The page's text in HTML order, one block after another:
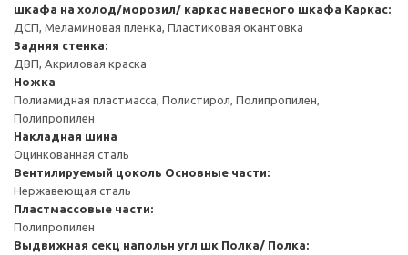
шкафа на холод/морозил/ каркас навесного шкафа Каркас:
ДСП, Меламиновая пленка, Пластиковая окантовка
Задняя стенка:
ДВП, Акриловая краска
Ножка
Полиамидная пластмасса, Полистирол, Полипропилен,
Полипропилен
Накладная шина
Оцинкованная сталь
Вентилируемый цоколь Основные части:
Нержавеющая сталь
Пластмассовые части:
Полипропилен
Выдвижная секц напольн угл шк Полка/ Полка: